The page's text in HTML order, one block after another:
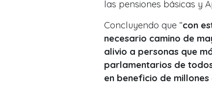
las pensiones básicas y
Concluyendo que “con
necesario camino de
alivio a personas que
parlamentarios de
en beneficio de millones